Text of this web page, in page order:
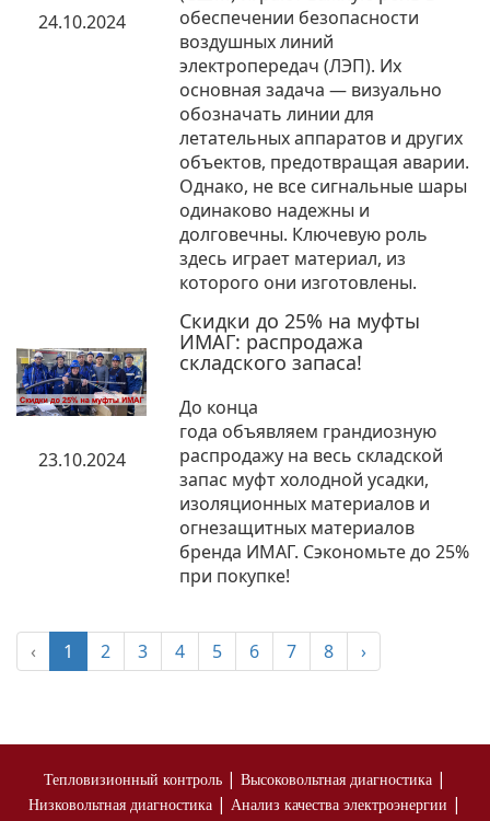
24.10.2024
обеспечении безопасности
воздушных линий
электропередач (ЛЭП). Их
основная задача — визуально
обозначать линии для
летательных аппаратов и других
объектов, предотвращая аварии.
Однако, не все сигнальные шары
одинаково надежны и
долговечны. Ключевую роль
здесь играет материал, из
которого они изготовлены.
23.10.2024
Скидки до 25% на муфты
ИМАГ: распродажа
складского запаса!
До конца
года объявляем грандиозную
распродажу на весь складской
запас муфт холодной усадки,
изоляционных материалов и
огнезащитных материалов
бренда ИМАГ. Сэкономьте до 25%
при покупке!
‹ 1 2 3 4 5 6 7 8 ›
Тепловизионный контроль | Высоковольтная диагностика |
Низковольтная диагностика | Анализ качества электроэнергии |